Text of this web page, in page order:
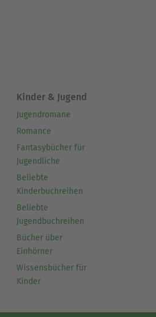
Kinder & Jugend
Jugendromane
Romance
Fantasybücher für
Jugendliche
Beliebte
Kinderbuchreihen
Beliebte
Jugendbuchreihen
Bücher über
Einhörner
Wissensbücher für
Kinder